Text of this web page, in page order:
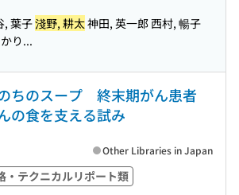
, 葉子淺野, 耕太神田, 英一郎 西村, 暢子
り...
ちのスープ 終末期がん患者
の食を支える試み
・テクニカルリポート類
Other Libraries in Japan